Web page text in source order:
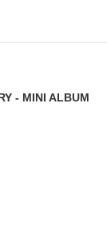
- MINI ALBUM